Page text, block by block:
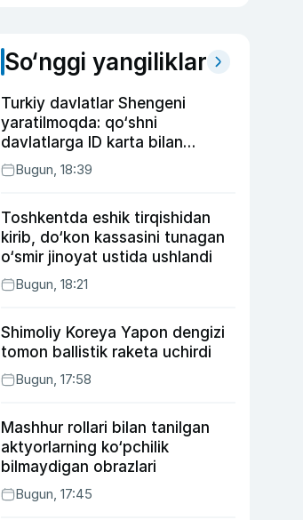
So‘nggi yangiliklar
Turkiy davlatlar Shengeni
yaratilmoqda: qo‘shni
davlatlarga ID karta bilan
boriladi
Bugun, 18:39
Toshkentda eshik tirqishidan
kirib, do‘kon kassasini tunagan
o‘smir jinoyat ustida ushlandi
Bugun, 18:21
Shimoliy Koreya Yapon dengizi
tomon ballistik raketa uchirdi
Bugun, 17:58
Mashhur rollari bilan tanilgan
aktyorlarning ko‘pchilik
bilmaydigan obrazlari
Bugun, 17:45